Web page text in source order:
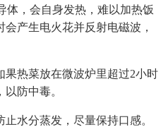
体，会自身发热，难以加热饭
产生电火花并反射电磁波，
果热菜放在微波炉里超过2小时
防中毒。
水分蒸发，尽量保持口感。